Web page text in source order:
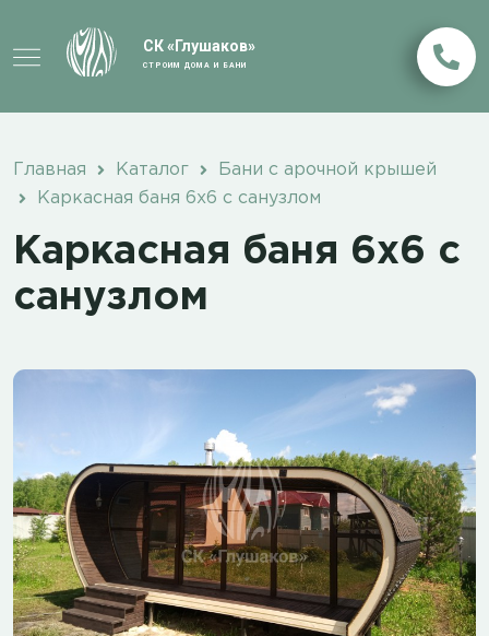
СК «Глушаков»
СТРОИМ ДОМА И БАНИ
Главная Каталог
Бани с арочной крышей
Каркасная баня 6х6 с санузлом
Каркасная баня 6х6 с
санузлом